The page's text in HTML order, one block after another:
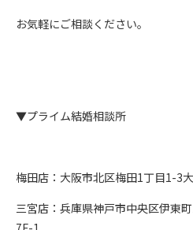
お気軽にご相談ください。
▼プライム結婚相談所
梅田店：大阪市北区梅田1丁目1-3
三宮店：兵庫県神戸市中央区伊東